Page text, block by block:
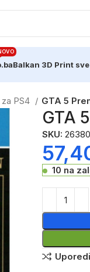
Balkan 3D Print
PS4 GTA 5
GTA
SKU: 26380
10 na
Uporedi